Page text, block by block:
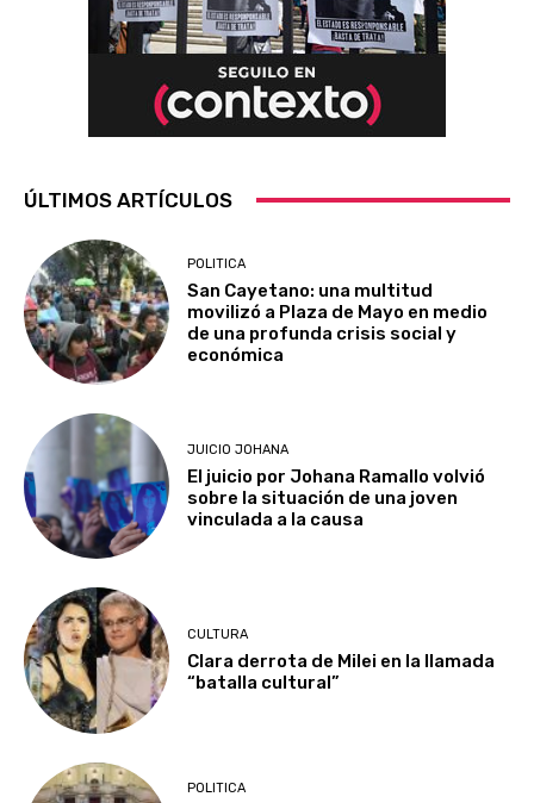
ÚLTIMOS ARTÍCULOS
POLITICA
San Cayetano: una multitud
movilizó a Plaza de Mayo en medio
de una profunda crisis social y
económica
JUICIO JOHANA
El juicio por Johana Ramallo volvió
sobre la situación de una joven
vinculada a la causa
CULTURA
Clara derrota de Milei en la llamada
“batalla cultural”
POLITICA